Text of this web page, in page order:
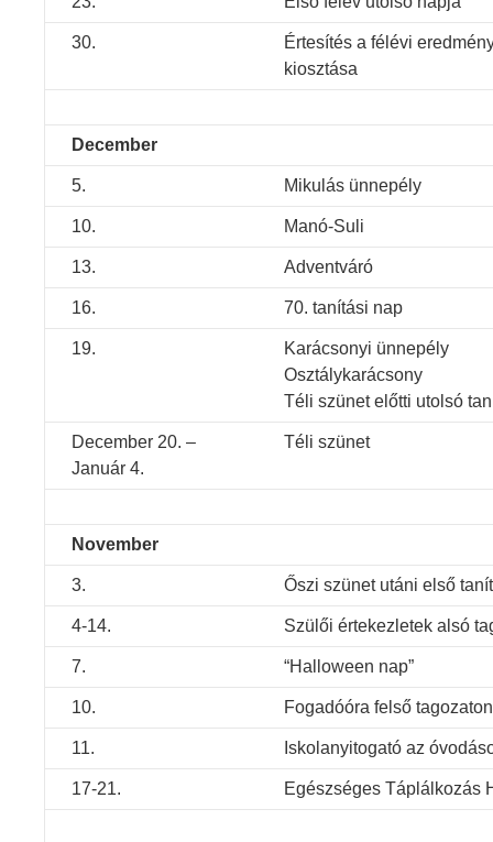
30.
Értesítés a félévi
kiosztása
December
5. Mikulás ünnepély
10. Manó-Suli
13. Adventváró
16. 70. tanítási nap
19.
Karácsonyi ünnepély
Osztálykarácsony
Téli szünet előtti utolsó
December 20. –
Január 4.
Téli szünet
November
3. Őszi szünet utáni első
4-14. Szülői értekezletek alsó
7. “Halloween nap”
10. Fogadóóra felső tagozaton
11. Iskolanyitogató az
17-21. Egészséges Táplálkozás